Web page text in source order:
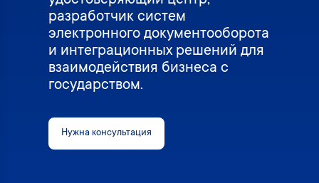
разработчик систем
электронного документооборота
и интеграционных решений для
взаимодействия бизнеса с
государством.
Нужна консультация